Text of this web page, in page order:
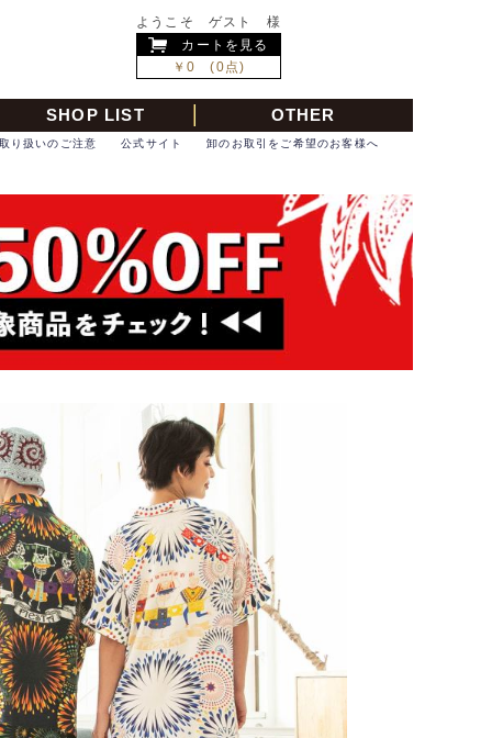
ようこそ ゲスト 様
カートを見る
￥0 (0点)
SHOP LIST OTHER
卸のお取引をご希望のお客様へ
公式サイト
り扱いのご注意